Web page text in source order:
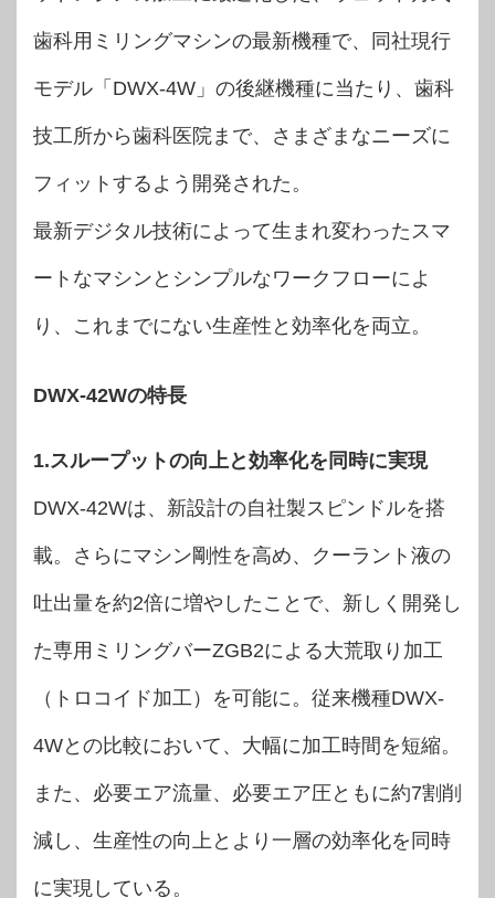
歯科用ミリングマシンの最新機種で、同社現行
モデル「DWX-4W」の後継機種に当たり、歯科
技工所から歯科医院まで、さまざまなニーズに
フィットするよう開発された。
最新デジタル技術によって生まれ変わったスマ
ートなマシンとシンプルなワークフローによ
り、これまでにない生産性と効率化を両立。
DWX-42Wの特長
1.スループットの向上と効率化を同時に実現
DWX-42Wは、新設計の自社製スピンドルを搭
載。さらにマシン剛性を高め、クーラント液の
吐出量を約2倍に増やしたことで、新しく開発し
た専用ミリングバーZGB2による大荒取り加工
（トロコイド加工）を可能に。従来機種DWX-
4Wとの比較において、大幅に加工時間を短縮。
また、必要エア流量、必要エア圧ともに約7割削
減し、生産性の向上とより一層の効率化を同時
に実現している。